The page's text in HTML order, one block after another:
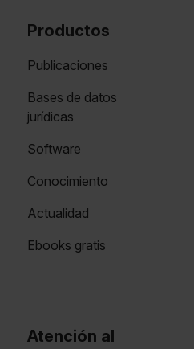
Productos
Publicaciones
Bases de datos
jurídicas
Software
Conocimiento
Actualidad
Ebooks gratis
Atención al